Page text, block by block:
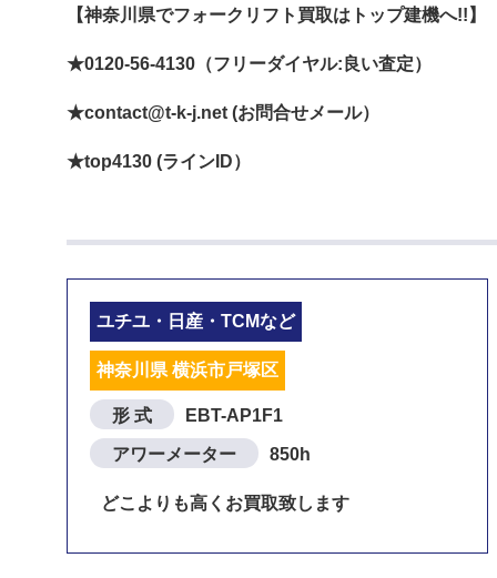
【神奈川県でフォークリフト買取はトップ建機へ!!】
★0120-56-4130（フリーダイヤル:良い査定）
★contact@t-k-j.net (お問合せメール）
★top4130 (ラインID）
ユチユ・日産・TCMなど
神奈川県 横浜市戸塚区
形 式 EBT-AP1F1
アワーメーター 850h
どこよりも高くお買取致します